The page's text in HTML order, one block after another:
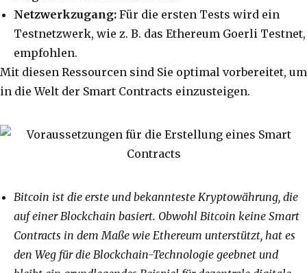
Netzwerkzugang: Für die ersten Tests wird ein
Testnetzwerk, wie z. B. das Ethereum Goerli Testnet,
empfohlen.
Mit diesen Ressourcen sind Sie optimal vorbereitet, um
in die Welt der Smart Contracts einzusteigen.
Bitcoin ist die erste und bekannteste Kryptowährung, die
auf einer Blockchain basiert. Obwohl Bitcoin keine Smart
Contracts in dem Maße wie Ethereum unterstützt, hat es
den Weg für die Blockchain-Technologie geebnet und